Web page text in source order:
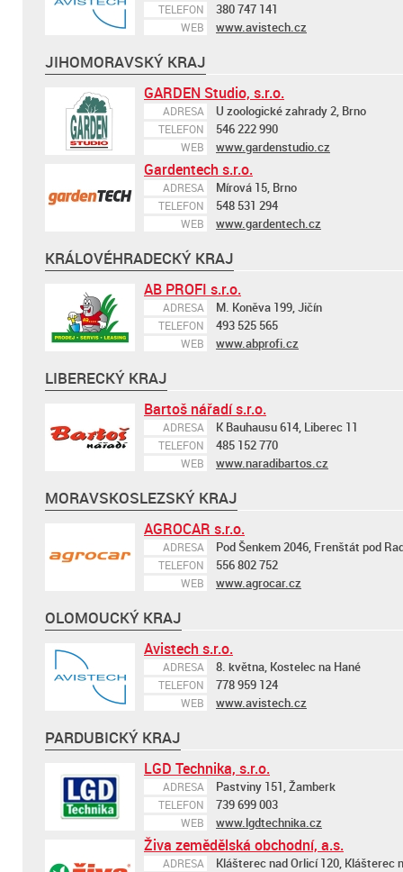
TELEFON 380 747 141
WEB www.avistech.cz
JIHOMORAVSKÝ KRAJ
GARDEN Studio, s.r.o.
ADRESA U zoologické zahrady 2, Brno
TELEFON 546 222 990
WEB www.gardenstudio.cz
Gardentech s.r.o.
ADRESA Mírová 15, Brno
TELEFON 548 531 294
WEB www.gardentech.cz
KRÁLOVÉHRADECKÝ KRAJ
AB PROFI s.r.o.
ADRESA M. Koněva 199, Jičín
TELEFON 493 525 565
WEB www.abprofi.cz
LIBERECKÝ KRAJ
Bartoš nářadí s.r.o.
ADRESA K Bauhausu 614, Liberec 11
TELEFON 485 152 770
WEB www.naradibartos.cz
MORAVSKOSLEZSKÝ KRAJ
AGROCAR s.r.o.
ADRESA Pod Šenkem 2046, Frenštát pod
TELEFON 556 802 752
WEB www.agrocar.cz
OLOMOUCKÝ KRAJ
Avistech s.r.o.
ADRESA 8. května, Kostelec na Hané
TELEFON 778 959 124
WEB www.avistech.cz
PARDUBICKÝ KRAJ
LGD Technika, s.r.o.
ADRESA Pastviny 151, Žamberk
TELEFON 739 699 003
WEB www.lgdtechnika.cz
Živa zemědělská obchodní, a.s.
ADRESA Klášterec nad Orlicí 120, Klášterec